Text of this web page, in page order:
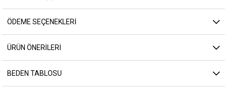
ÖDEME SEÇENEKLERI
ÜRÜN ÖNERILERI
BEDEN TABLOSU